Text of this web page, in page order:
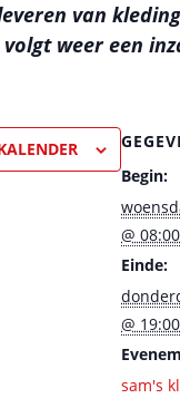
van
weer een
Begin:
@ 08:00
Einde:
@ 19:00
sam's